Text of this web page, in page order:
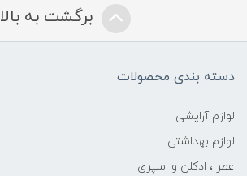
برگشت به بالا
دسته بندی محصولات
لوازم آرایشی
لوازم بهداشتی
عطر ، ادکلن و اسپری